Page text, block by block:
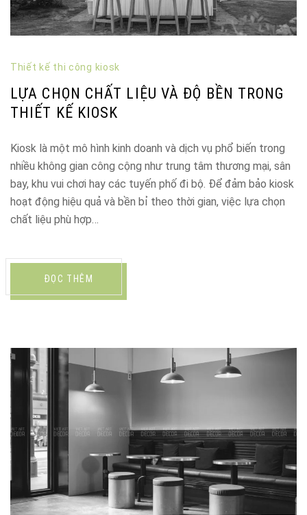
Thiết kế thi công kiosk
LỰA CHỌN CHẤT LIỆU VÀ ĐỘ BỀN TRONG
THIẾT KẾ KIOSK
Kiosk là một mô hình kinh doanh và dịch vụ phổ biến trong
nhiều không gian công cộng như trung tâm thương mại, sân
bay, khu vui chơi hay các tuyến phố đi bộ. Để đảm bảo kiosk
hoạt động hiệu quả và bền bỉ theo thời gian, việc lựa chọn
chất liệu phù hợp…
ĐỌC THÊM